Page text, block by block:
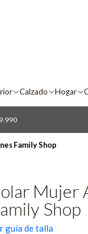
Calzado Hogar
Family Shop
Mujer
Shop
guía de talla